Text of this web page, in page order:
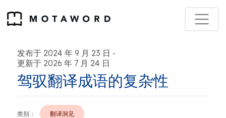
发布于 2024 年 9 月 23 日 -
更新于 2026 年 7 月 24 日
驾驭翻译成语的复杂性
类别： 翻译洞见